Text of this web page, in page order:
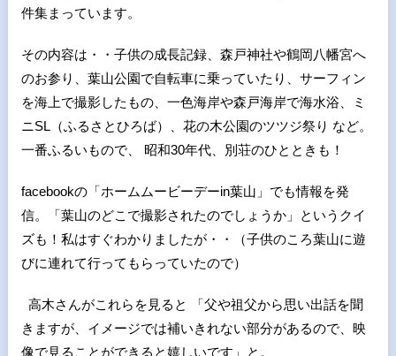
件集まっています。
その内容は・・子供の成長記録、森戸神社や鶴岡八幡宮へ
のお参り、葉山公園で自転車に乗っていたり、サーフィン
を海上で撮影したもの、一色海岸や森戸海岸で海水浴、ミ
ニSL（ふるさとひろば）、花の木公園のツツジ祭り など。
一番ふるいもので、 昭和30年代、別荘のひとときも！
facebookの「ホームムービーデーin葉山」でも情報を発
信。「葉山のどこで撮影されたのでしょうか」というクイ
ズも！私はすぐわかりましたが・・（子供のころ葉山に遊
びに連れて行ってもらっていたので）
高木さんがこれらを見ると 「父や祖父から思い出話を聞
きますが、イメージでは補いきれない部分があるので、映
像で見ることができると嬉しいです」と。